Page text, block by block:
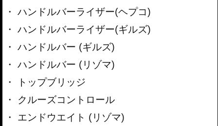
ハンドルバーライザー(ヘプコ)
ハンドルバーライザー(ギルズ)
ハンドルバー (ギルズ)
ハンドルバー (リゾマ)
トップブリッジ
クルーズコントロール
エンドウエイト (リゾマ)